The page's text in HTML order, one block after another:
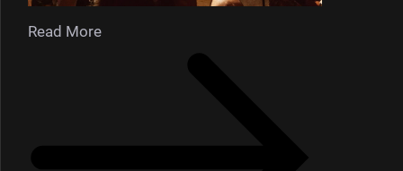
Read More